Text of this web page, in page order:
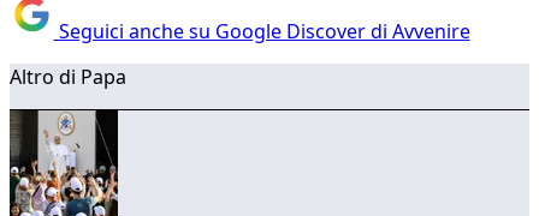
Seguici anche su Google Discover di Avvenire
Altro di Papa